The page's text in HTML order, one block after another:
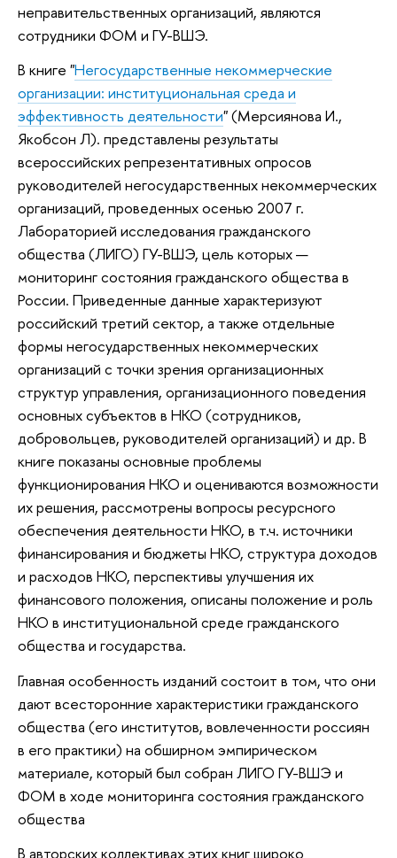
неправительственных организаций, являются
сотрудники ФОМ и ГУ-ВШЭ.
В книге "Негосударственные некоммерческие
организации: институциональная среда и
эффективность деятельности" (Мерсиянова И.,
Якобсон Л). представлены результаты
всероссийских репрезентативных опросов
руководителей негосударственных некоммерческих
организаций, проведенных осенью 2007 г.
Лабораторией исследования гражданского
общества (ЛИГО) ГУ-ВШЭ, цель которых —
мониторинг состояния гражданского общества в
России. Приведенные данные характеризуют
российский третий сектор, а также отдельные
формы негосударственных некоммерческих
организаций с точки зрения организационных
структур управления, организационного поведения
основных субъектов в НКО (сотрудников,
добровольцев, руководителей организаций) и др. В
книге показаны основные проблемы
функционирования НКО и оцениваются возможности
их решения, рассмотрены вопросы ресурсного
обеспечения деятельности НКО, в т.ч. источники
финансирования и бюджеты НКО, структура доходов
и расходов НКО, перспективы улучшения их
финансового положения, описаны положение и роль
НКО в институциональной среде гражданского
общества и государства.
Главная особенность изданий состоит в том, что они
дают всесторонние характеристики гражданского
общества (его институтов, вовлеченности россиян
в его практики) на обширном эмпирическом
материале, который был собран ЛИГО ГУ-ВШЭ и
ФОМ в ходе мониторинга состояния гражданского
общества
В авторских коллективах этих книг широко